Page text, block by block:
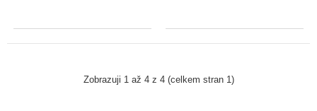
Zobrazuji 1 až 4 z 4 (celkem stran 1)